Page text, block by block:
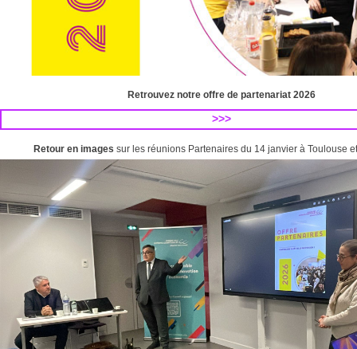
Retrouvez notre offre de partenariat 2026
>>>
Retour en images sur les réunions Partenaires du 14 janvier à Toulouse